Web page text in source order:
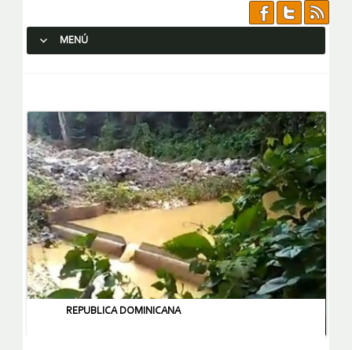
MENÚ
REPUBLICA DOMINICANA